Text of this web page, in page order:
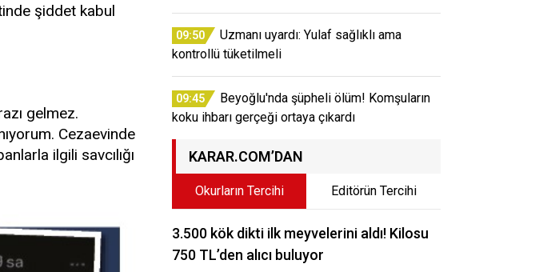
şiddet kabul
gelmez.
Cezaevinde
ilgili savcılığı
09:50
Uzmanı uyardı: Yulaf sağlıklı ama
kontrollü tüketilmeli
09:45
Beyoğlu'nda şüpheli ölüm! Komşuların
koku ihbarı gerçeği ortaya çıkardı
KARAR.COM’DAN
Okurların Tercihi Editörün Tercihi
3.500 kök dikti ilk meyvelerini aldı! Kilosu
750 TL’den alıcı buluyor